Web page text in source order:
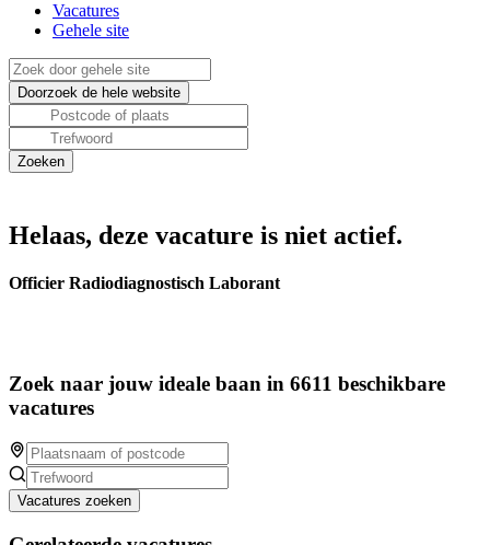
Vacatures
Gehele site
Helaas, deze vacature is niet actief.
Officier Radiodiagnostisch Laborant
Zoek naar jouw ideale baan in 6611 beschikbare
vacatures
Vacatures zoeken